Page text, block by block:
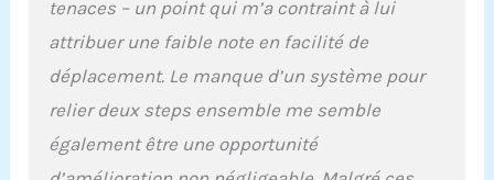
tenaces – un point qui m’a contraint à lui
attribuer une faible note en facilité de
déplacement. Le manque d’un système pour
relier deux steps ensemble me semble
également être une opportunité